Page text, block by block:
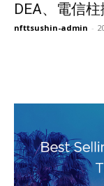
DEA、電信
nfttsushin-admin -